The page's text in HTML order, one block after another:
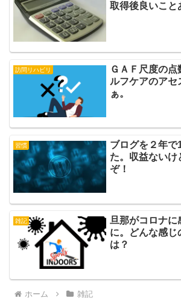
取得後良いこと
訪問リハビリ
ＧＡＦ尺度の
ルフケアのアセ
ぁ。
習慣
ブログを２年で
た。収益ないけ
ぞ！
雑記
旦那がコロナに
に。どんな感じ
は？
ホーム 雑記